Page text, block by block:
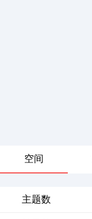
空间
主题数